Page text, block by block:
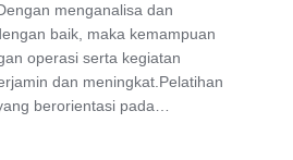
menganalisa dan
baik, maka kemampuan
operasi serta kegiatan
dan meningkat.Pelatihan
berorientasi pada…